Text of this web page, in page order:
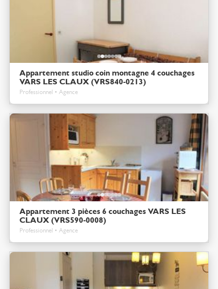
Appartement studio coin montagne 4 couchages
VARS LES CLAUX (VRS840-0213)
Professionnel • Agence
Appartement 3 pièces 6 couchages VARS LES
CLAUX (VRS590-0008)
Professionnel • Agence